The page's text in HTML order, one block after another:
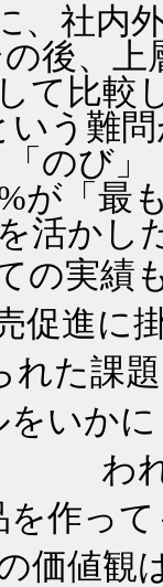
、社内
後、
て比較
いう難
のび
が「最
活かし
の実績
促進に
た課
をいか
わ
を作っ
価値観